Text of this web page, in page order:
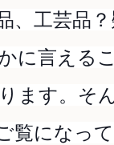
、工芸品
に言える
ます。そ
覧になっ